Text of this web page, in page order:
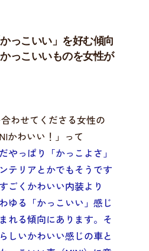
っこいい」を好む傾向
っこいいものを女性が
わせてくださる女性の
かわいい！」って
やっぱり「かっこよさ」
テリアとかでもそうです
ごくかわいい内装より
ゆる 「かっこいい」感じ
れる傾向にあります。そ
しいかわいい感じの車と